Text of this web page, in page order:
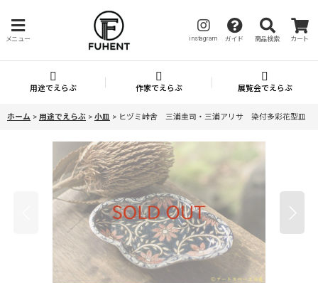
メニュー instagram ガイド 商品検索 カート
用途でえらぶ 作家でえらぶ 展覧会でえらぶ
ホーム > 用途でえらぶ > 小皿 > ヒヅミ峠舎 三浦圭司・三浦アリサ 染付多彩花型皿